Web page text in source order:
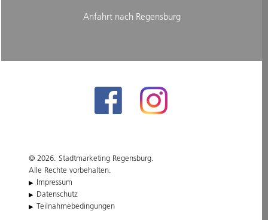
Anfahrt nach Regensburg
© 2026. Stadtmarketing Regensburg.
Alle Rechte vorbehalten.
Impressum
Datenschutz
Teilnahmebedingungen